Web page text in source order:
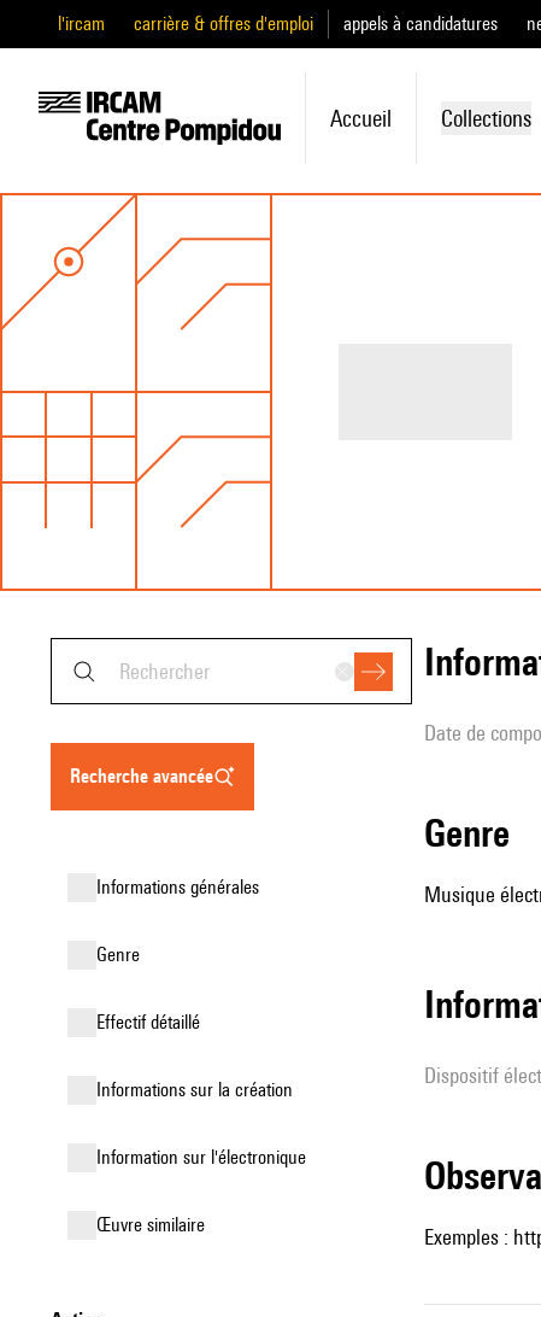
l'ircam carrière & offres d'emploi appels à candidatures
Accueil Collections
recherche avancée
informations générales
genre
effectif détaillé
informations sur la création
Information sur l'électronique
œuvre similaire
date de
genre
Musique
Dispositif
Exemples :